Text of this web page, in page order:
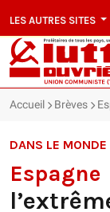
LES AUTRES SITES
Accueil Brèves
DANS LE MONDE
Espagne